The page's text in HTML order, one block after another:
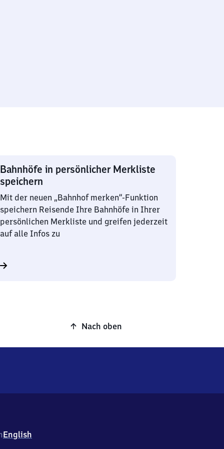
Bahnhöfe in persönlicher Merkliste
speichern
Mit der neuen „Bahnhof merken“-Funktion
speichern Reisende Ihre Bahnhöfe in Ihrer
persönlichen Merkliste und greifen jederzeit
auf alle Infos zu
Nach oben
English